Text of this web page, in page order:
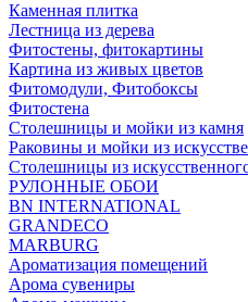
Каменная плитка
Лестница из дерева
Фитостены, фитокартины
Картина из живых цветов
Фитомодули, Фитобоксы
Фитостена
Столешницы и мойки из камня
Раковины и мойки из
Столешницы из
РУЛОННЫЕ ОБОИ
BN INTERNATIONAL
GRANDECO
MARBURG
Ароматизация помещений
Арома сувениры